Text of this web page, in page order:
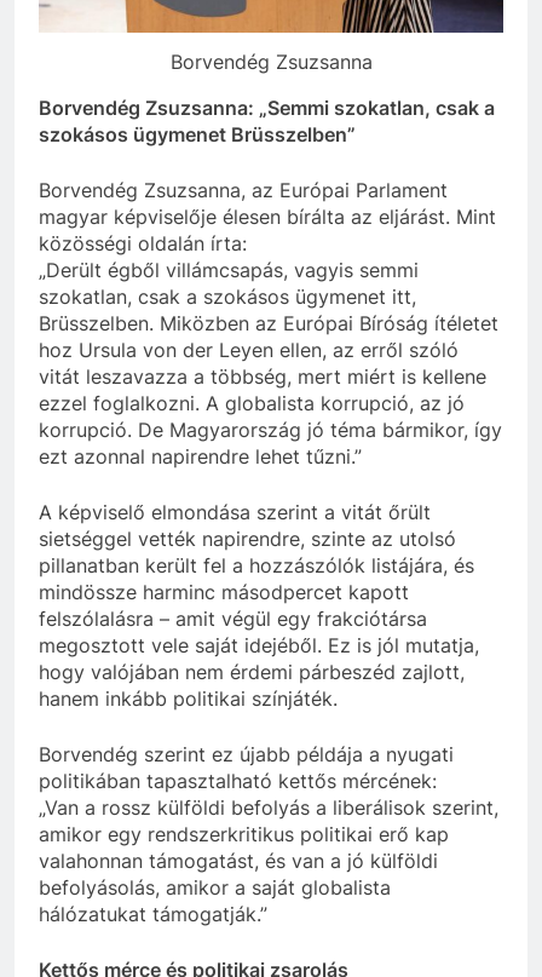
Borvendég Zsuzsanna
Borvendég Zsuzsanna: „Semmi szokatlan, csak a
szokásos ügymenet Brüsszelben”
Borvendég Zsuzsanna, az Európai Parlament
magyar képviselője élesen bírálta az eljárást. Mint
közösségi oldalán írta:
„Derült égből villámcsapás, vagyis semmi
szokatlan, csak a szokásos ügymenet itt,
Brüsszelben. Miközben az Európai Bíróság ítéletet
hoz Ursula von der Leyen ellen, az erről szóló
vitát leszavazza a többség, mert miért is kellene
ezzel foglalkozni. A globalista korrupció, az jó
korrupció. De Magyarország jó téma bármikor, így
ezt azonnal napirendre lehet tűzni.”
A képviselő elmondása szerint a vitát őrült
sietséggel vették napirendre, szinte az utolsó
pillanatban került fel a hozzászólók listájára, és
mindössze harminc másodpercet kapott
felszólalásra – amit végül egy frakciótársa
megosztott vele saját idejéből. Ez is jól mutatja,
hogy valójában nem érdemi párbeszéd zajlott,
hanem inkább politikai színjáték.
Borvendég szerint ez újabb példája a nyugati
politikában tapasztalható kettős mércének:
„Van a rossz külföldi befolyás a liberálisok szerint,
amikor egy rendszerkritikus politikai erő kap
valahonnan támogatást, és van a jó külföldi
befolyásolás, amikor a saját globalista
hálózatukat támogatják.”
Kettős mérce és politikai zsarolás